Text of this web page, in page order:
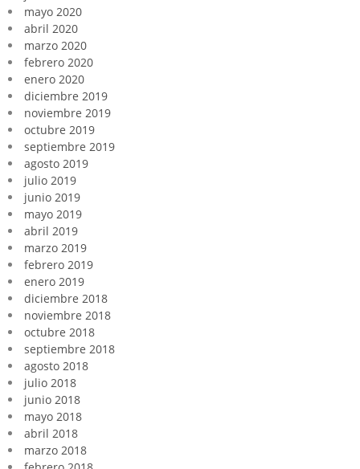
mayo 2020
abril 2020
marzo 2020
febrero 2020
enero 2020
diciembre 2019
noviembre 2019
octubre 2019
septiembre 2019
agosto 2019
julio 2019
junio 2019
mayo 2019
abril 2019
marzo 2019
febrero 2019
enero 2019
diciembre 2018
noviembre 2018
octubre 2018
septiembre 2018
agosto 2018
julio 2018
junio 2018
mayo 2018
abril 2018
marzo 2018